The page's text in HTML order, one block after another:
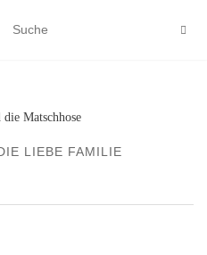
LIEBE FAMILIE